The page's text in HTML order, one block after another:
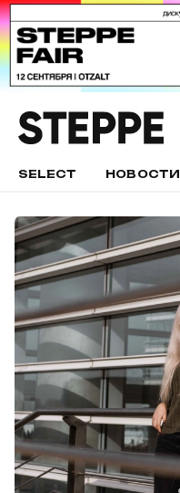
SELECT НОВОСТИ